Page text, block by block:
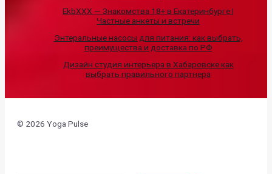
EkbXXX — Знакомства 18+ в Екатеринбурге |
Частные анкеты и встречи
Энтеральные насосы для питания: как выбрать,
преимущества и доставка по РФ
Дизайн студия интерьера в Хабаровске как
выбрать правильного партнера
© 2026 Yoga Pulse